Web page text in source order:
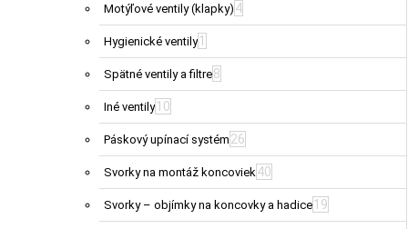
Motýľové ventily (klapky) 4
Hygienické ventily 1
Spätné ventily a filtre8
Iné ventily 10
Páskový upínací systém 26
Svorky na montáž koncoviek40
Svorky – objímky na koncovky a hadice 19